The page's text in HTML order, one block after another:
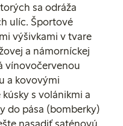
sa odráža
ulíc. Športové
výšivkami v tvare
a námorníckej
vínovočervenou
a kovovými
s volánikmi a
do pása (bomberky)